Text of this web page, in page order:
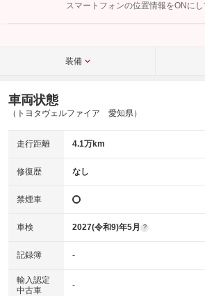
こちら
スマートフォンの位置情報をONに
装備
車両状態
（トヨタヴェルファイア 愛知県）
走行距離 4.1万km
修復歴 なし
禁煙車
車検 2027(令和9)年5月 ?
記録簿 -
輸入認定
中古車
-